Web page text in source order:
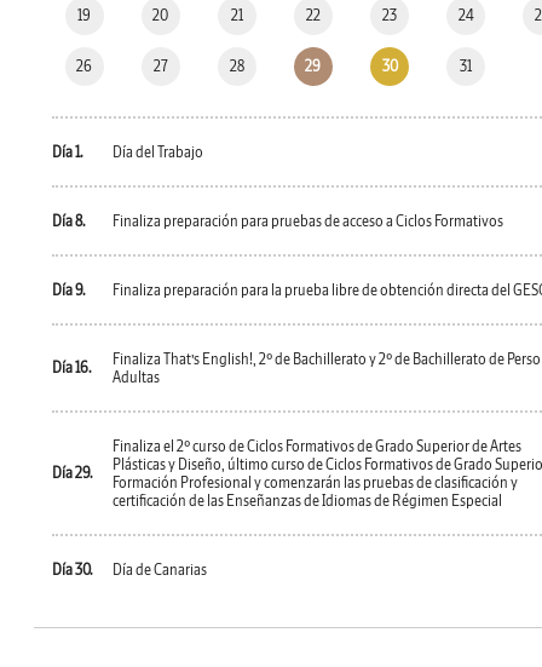
19 20 21 22 23 24
26 27 28 29 30 31
Día 1. Día del Trabajo
Día 8. Finaliza preparación para pruebas de acceso a Ciclos Formativos
Día 9. Finaliza preparación para la prueba libre de obtención directa del
Día 16.
Finaliza That’s English!, 2º de Bachillerato y 2º de Bachillerato de
Adultas
Día 29.
Finaliza el 2º curso de Ciclos Formativos de Grado Superior de Artes
Plásticas y Diseño, último curso de Ciclos Formativos de Grado
Formación Profesional y comenzarán las pruebas de clasificación y
certificación de las Enseñanzas de Idiomas de Régimen Especial
Día 30. Día de Canarias